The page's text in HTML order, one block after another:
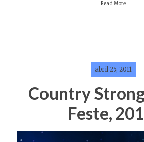
Read More
abril 25, 2011
Country
Feste,